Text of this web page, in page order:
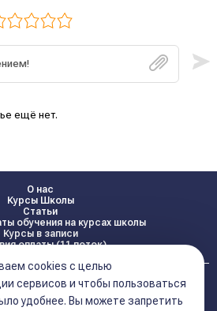
ещё нет.
О нас
Курсы Школы
Статьи
обучения на курсах школы
Курсы в записи
оплаты (11 поток)
Реквизиты
Контакты
cookies с целью
сервисов и чтобы пользоваться
удобнее. Вы можете запретить